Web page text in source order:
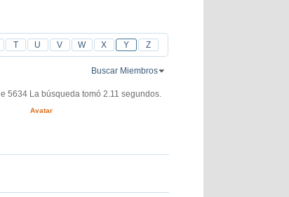
T U V W X Y Z
Buscar Miembros
5634 La búsqueda tomó 2.11 segundos.
Avatar